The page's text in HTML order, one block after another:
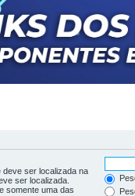
deve ser localizada na
ser localizada.
somente uma das